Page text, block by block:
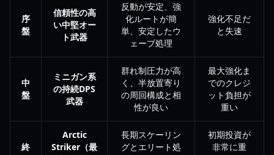
序
盤
信頼性の高
い中堅オー
ト武器
反動が安定、強
化ルートが簡
単、安定したウ
ェーブ処理
強化不足だ
と失速
中
盤
ミニガン系
の持続DPS
武器
群れ制圧力が高
く、半放置寄り
の周回構成と相
性が良い
最大強化ま
でのクレジ
ット負担が
重い
終
Arctic
Striker（最
長期スケーリン
グとエリート処
初期投資が
非常に重